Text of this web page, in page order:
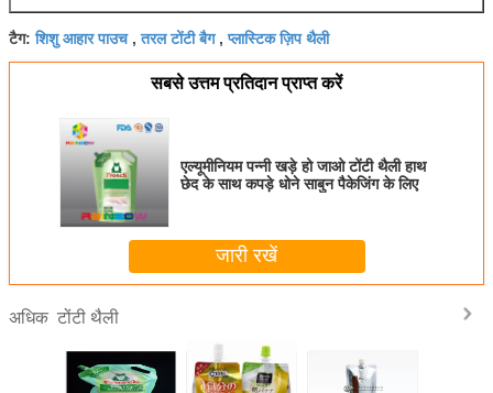
टैग:शिशु आहार पाउच,तरल टोंटी बैग,प्लास्टिक ज़िप थैली
सबसे उत्तम प्रतिदान प्राप्त करें
एल्यूमीनियम पन्नी खड़े हो जाओ टोंटी थैली हाथ
छेद के साथ कपड़े धोने साबुन पैकेजिंग के लिए
जारी रखें
अधिक टोंटी थैली